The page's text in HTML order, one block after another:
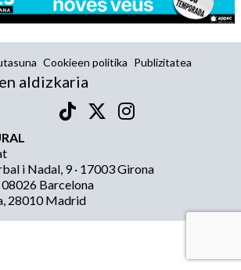
Cookieen politika Publizitatea
aldizkaria
i Nadal, 9 · 17003 Girona
Barcelona
28010 Madrid